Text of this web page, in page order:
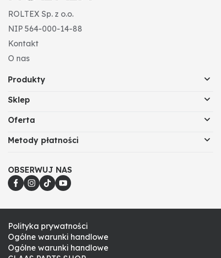
ROLTEX Sp. z o.o.
NIP 564-000-14-88
Kontakt
O nas
Produkty
Sklep
Oferta
Metody płatności
OBSERWUJ NAS
Polityka prywatności
Ogólne warunki handlowe
Ogólne warunki handlowe